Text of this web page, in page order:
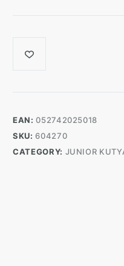
EAN:052742025018
SKU:604270
CATEGORY: JUNIOR